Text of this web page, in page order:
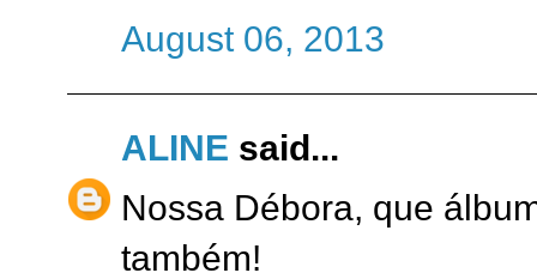
August 06, 2013
ALINE said...
Nossa Débora, que
também!